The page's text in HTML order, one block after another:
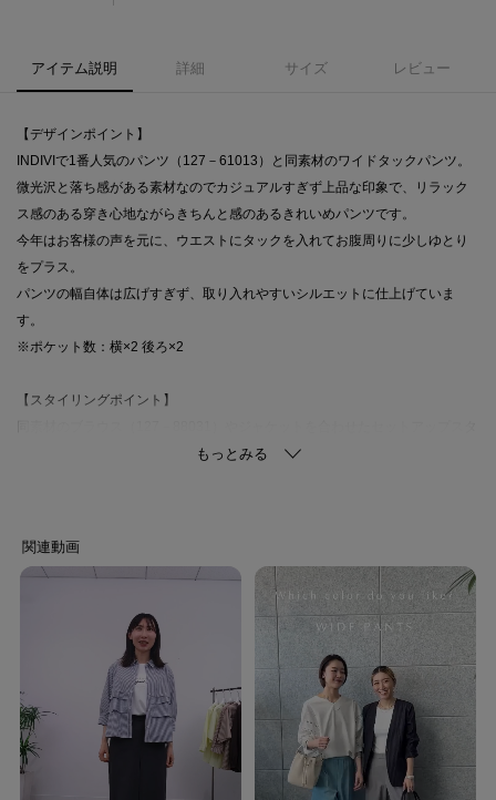
アイテム説明 詳細 サイズ レビュー
【デザインポイント】
INDIVIで1番人気のパンツ（127－61013）と同素材のワイドタックパンツ。
微光沢と落ち感がある素材なのでカジュアルすぎず上品な印象で、リラック
ス感のある穿き心地ながらきちんと感のあるきれいめパンツです。
今年はお客様の声を元に、ウエストにタックを入れてお腹周りに少しゆとり
をプラス。
パンツの幅自体は広げすぎず、取り入れやすいシルエットに仕上げていま
す。
※ポケット数：横×2 後ろ×2
【スタイリングポイント】
強撚糸を使用することでキュプラ本来の光沢感を抑え、深みのある発色と微
光沢性を持たせた良質素材です。
シボ感とさらりとした独特の風合があります。
ストレッチ性があり、着心地にもこだわった機能性の高い素材です。
※オフホワイト（003） ライトグレー（011）のみ裏地あり
※裏地のない部分はやや透け感があります。